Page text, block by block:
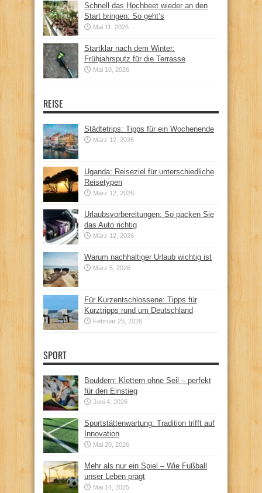
Schnell das Hochbeet wieder an den
Start bringen: So geht’s
Mai 11, 2026
Startklar nach dem Winter:
Frühjahrsputz für die Terrasse
Mai 10, 2026
REISE
Städtetrips: Tipps für ein Wochenende
März 12, 2026
Uganda: Reiseziel für unterschiedliche
Reisetypen
März 12, 2026
Urlaubsvorbereitungen: So packen Sie
das Auto richtig
März 12, 2026
Warum nachhaltiger Urlaub wichtig ist
März 5, 2026
Für Kurzentschlossene: Tipps für
Kurztripps rund um Deutschland
Februar 25, 2026
SPORT
Bouldern: Klettern ohne Seil – perfekt
für den Einstieg
Juni 4, 2026
Sportstättenwartung: Tradition trifft auf
Innovation
Mai 20, 2026
Mehr als nur ein Spiel – Wie Fußball
unser Leben prägt
Mai 14, 2025